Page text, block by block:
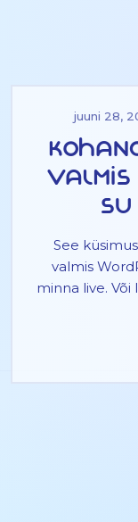
juuni 28,
See
valmis
minna live.